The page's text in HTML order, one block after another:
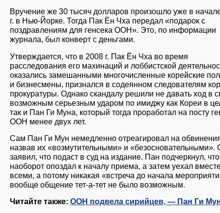
Вручение же 30 тысяч долларов произошло уже в
г. в Нью-Йорке. Тогда Пак Ён Чха передал «подарок с
поздравлениям для генсека ООН». Это, по информации
журнала, был конверт с деньгами.
Утверждается, что в 2008 г. Пак Ён Чха во время
расследования его махинаций и лоббистской
оказались замешанными многочисленные корейские
и бизнесмены, признался в содеянном следователям
прокуратуры. Однако скандалу решили не давать ход в
возможным серьезным ударом по имиджу как Кореи в
так и Пан Ги Муна, который тогда проработал на посту
ООН менее двух лет.
Сам Пан Ги Мун немедленно отреагировал на
назвав их «возмутительными» и «безосновательными».
заявил, что подаст в суд на издание. Пан подчеркнул,
наоборот опоздал к началу приема, а затем уехал
всеми, а потому никакая «встреча до начала
вообще общение тет-а-тет не было возможным.
Читайте также: ООН подвела сирийцев, — Пан Ги